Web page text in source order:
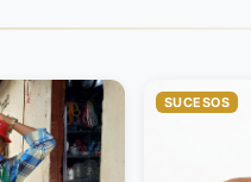
SUCESOS